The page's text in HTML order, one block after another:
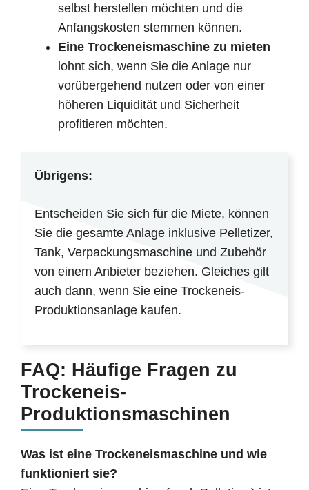
selbst herstellen möchten und die
Anfangskosten stemmen können.
Eine Trockeneismaschine zu mieten
lohnt sich, wenn Sie die Anlage nur
vorübergehend nutzen oder von einer
höheren Liquidität und Sicherheit
profitieren möchten.
Übrigens:
Entscheiden Sie sich für die Miete, können
Sie die gesamte Anlage inklusive Pelletizer,
Tank, Verpackungsmaschine und Zubehör
von einem Anbieter beziehen. Gleiches gilt
auch dann, wenn Sie eine Trockeneis-
Produktionsanlage kaufen.
FAQ: Häufige Fragen zu
Trockeneis-
Produktionsmaschinen
Was ist eine Trockeneismaschine und wie
funktioniert sie?